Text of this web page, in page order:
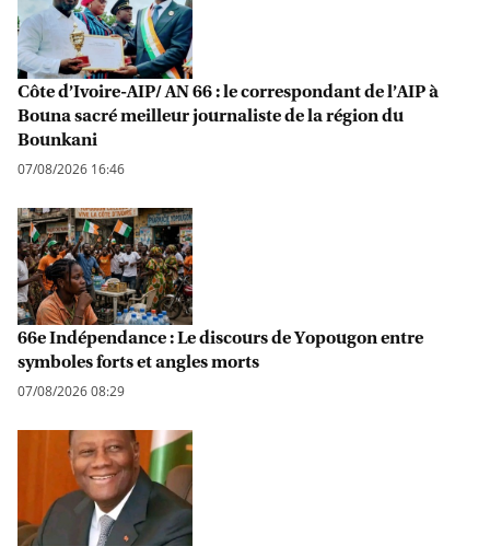
Côte d’Ivoire-AIP/ AN 66 : le correspondant de l’AIP à
Bouna sacré meilleur journaliste de la région du
Bounkani
07/08/2026 16:46
66e Indépendance : Le discours de Yopougon entre
symboles forts et angles morts
07/08/2026 08:29